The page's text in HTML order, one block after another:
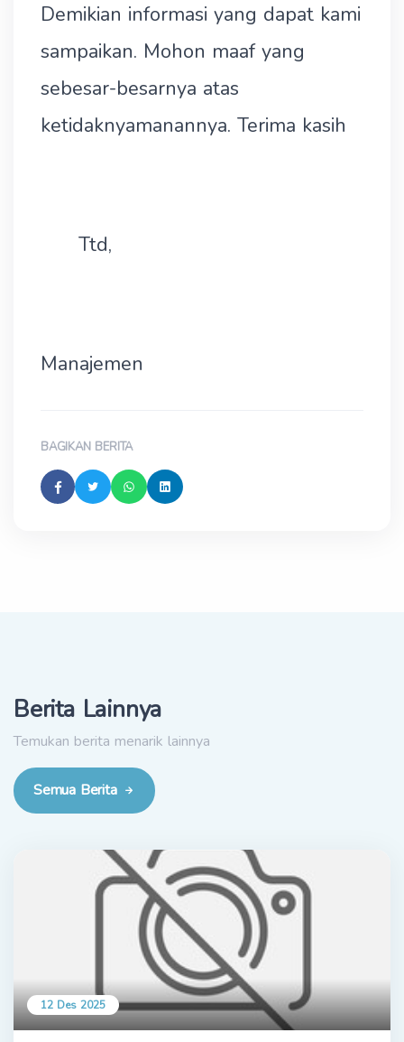
Demikian informasi yang dapat kami
sampaikan. Mohon maaf yang
sebesar-besarnya atas
ketidaknyamanannya. Terima kasih
Ttd,
Manajemen
BAGIKAN BERITA
Berita Lainnya
Temukan berita menarik lainnya
Semua Berita
12 Des 2025